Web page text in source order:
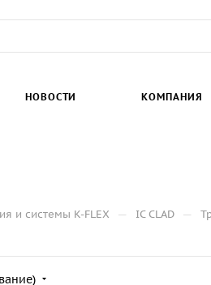
НОВОСТИ КОМПАНИЯ
и системы K-FLEX — IC CLAD —